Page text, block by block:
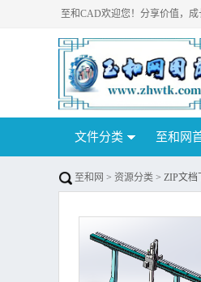
至和CAD欢迎您！分享价值，成
文件分类 至和网
至和网 > 资源分类 > ZIP文档